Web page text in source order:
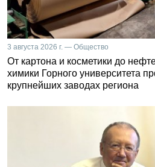
3 августа 2026 г. — Общество
От картона и косметики до
химики Горного университета
крупнейших заводах региона